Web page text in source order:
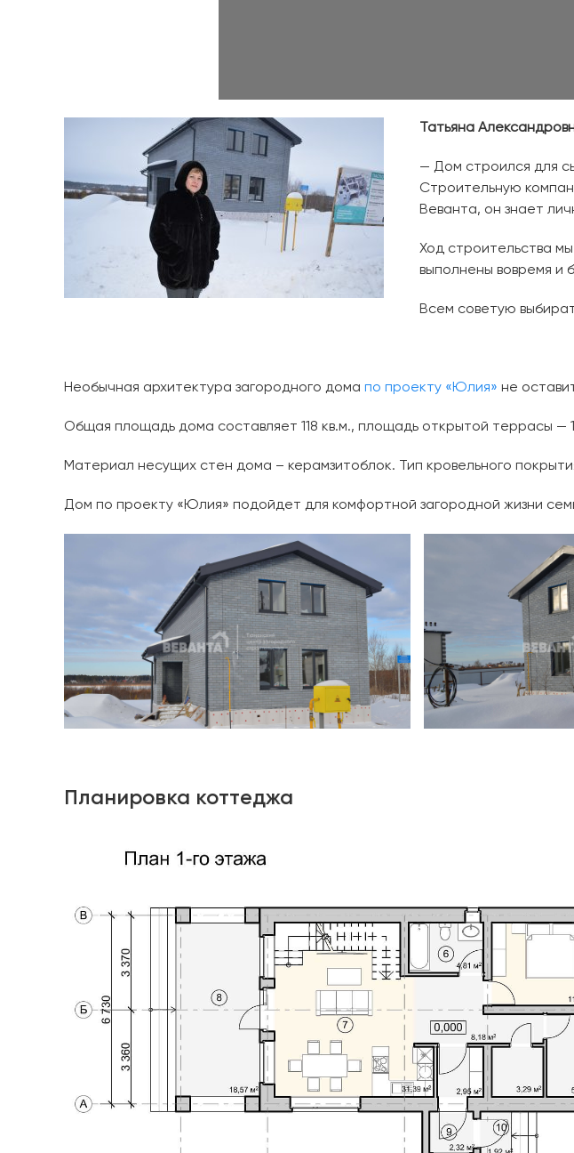
Татьяна
— Дом строился для
Строительную
Веванта, он знает
Ход строительства
выполнены вовремя и
Всем советую
Необычная архитектура загородного дома по проекту «Юлия» не
Общая площадь дома составляет 118 кв.м., площадь открытой террасы —
Материал несущих стен дома – керамзитоблок. Тип кровельного
Дом по проекту «Юлия» подойдет для комфортной загородной жизни
Планировка коттеджа